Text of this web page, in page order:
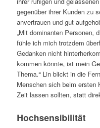
gegenüber ihrer Kunden zu
anvertrauen und gut
„Mit dominanten Personen,
fühle ich mich trotzdem
Gedanken nicht
kommen könnte, ist mein
Thema.“ Lin blickt in die
Menschen sich beim ersten
Zeit lassen sollten, statt
Hochsensibilität